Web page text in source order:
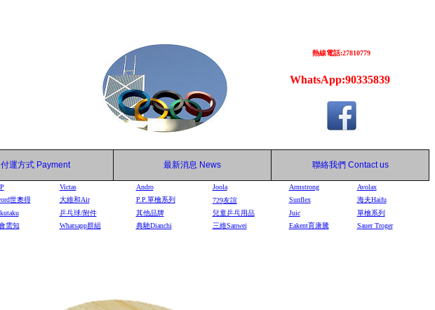
熱線電話:27810779
WhatsApp:90335839
付運方式 Payment 最新消息 News 聯絡我們 Contact us
Victas Andro Joola Armstrong
Avolax
世奧得 大維和Air P.P.單檜系列 729友誼 Sunflex
海夫Haifu
乒乓球/附件 其他品牌 兒童乒乓用品 Juic
單檜系列
需知 Whatsapp群組 典馳Dianchi 三維Sanwei Eakent育康騰 Sauer Troger